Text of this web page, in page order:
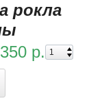
рокла
р.